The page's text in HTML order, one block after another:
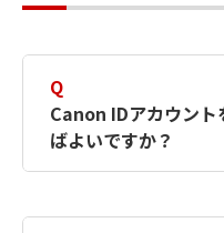
Q
Canon IDアカウン
ばよいですか？